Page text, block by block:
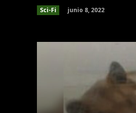
Sci-Fi junio 8, 2022